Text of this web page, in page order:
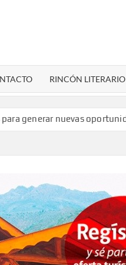
RINCÓN LITERARIO
nuevas oportunidades